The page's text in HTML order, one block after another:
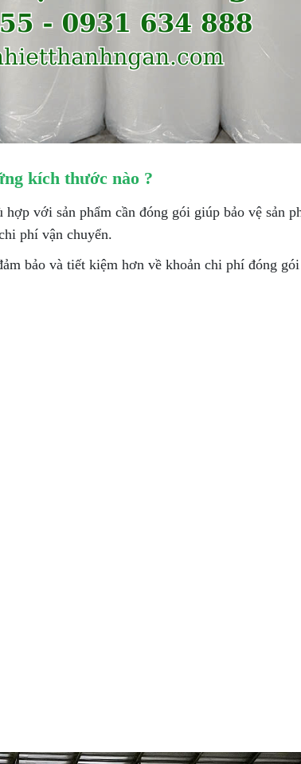
kích thước nào ?
hợp với sản phẩm cần đóng gói giúp bảo vệ sản
phí vận chuyển.
bảo và tiết kiệm hơn về khoản chi phí đóng